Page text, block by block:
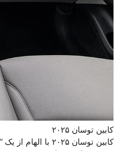
کابین توسان ۲۰۲۵
کابین توسان